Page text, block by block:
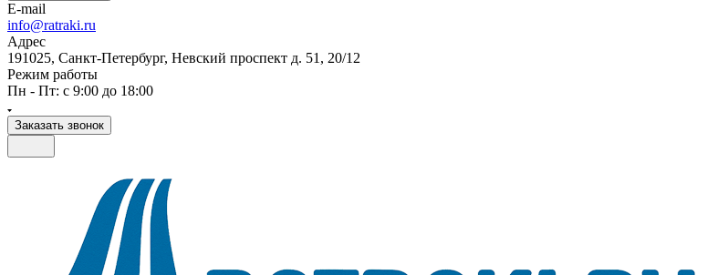
E-mail
info@ratraki.ru
Адрес
191025, Санкт-Петербург, Невский проспект д. 51, 20/12
Режим работы
Пн - Пт: с 9:00 до 18:00
Заказать звонок